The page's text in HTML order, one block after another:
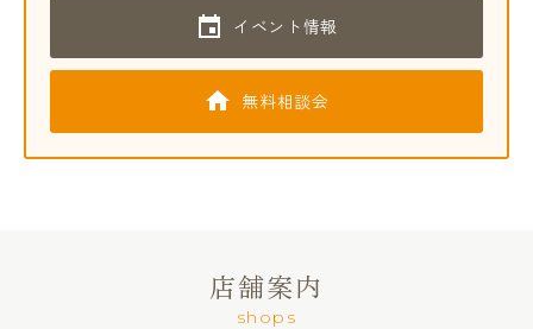
イベント情報
無料相談会
店舗案内
shops